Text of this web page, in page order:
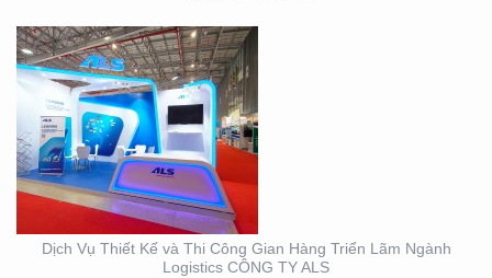
Dịch Vụ Thiết Kế và Thi Công Gian Hàng Triển Lãm Ngành
Logistics CÔNG TY ALS
THIẾT KẾ THI CÔNG
GIAN HÀNG TRIỂN LÃM
VIFA EXPO 2023 UY TÍN
– CHẤT LƯỢNG